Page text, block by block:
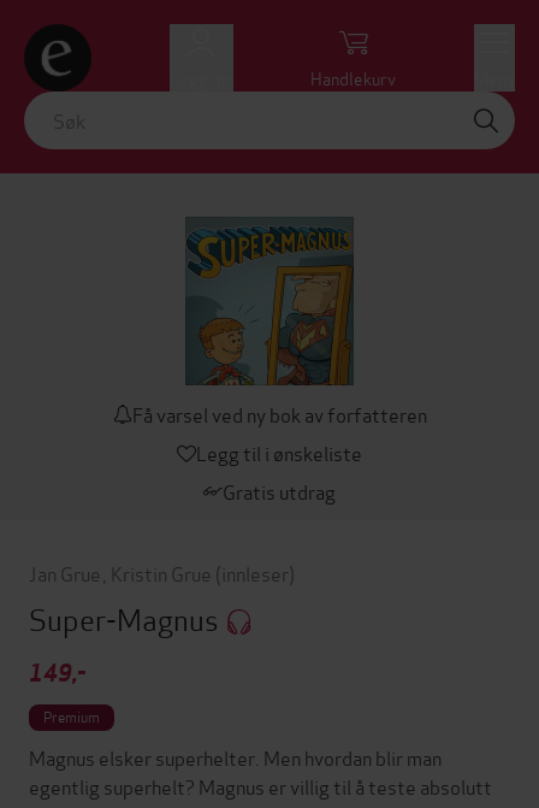
Handlekurv
Få varsel ved ny bok av forfatteren
Legg til i ønskeliste
Gratis utdrag
Jan Grue Kristin Grue (innleser)
Super-Magnus
149,-
Premium
Magnus elsker superhelter. Men hvordan blir man
egentlig superhelt? Magnus er villig til å teste absolutt